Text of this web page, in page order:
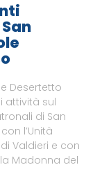
Desertetto
attività sul
di San
l’Unità
Valdieri e con
Madonna del